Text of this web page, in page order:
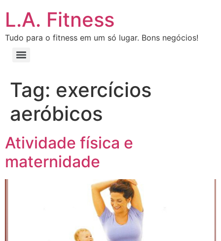
L.A. Fitness
Tudo para o fitness em um só lugar. Bons negócios!
Tag: exercícios
aeróbicos
Atividade física e
maternidade